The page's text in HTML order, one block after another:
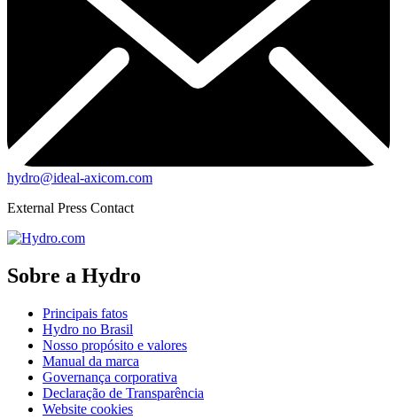
hydro@ideal-axicom.com
External Press Contact
Sobre a Hydro
Principais fatos
Hydro no Brasil
Nosso propósito e valores
Manual da marca
Governança corporativa
Declaração de Transparência
Website cookies